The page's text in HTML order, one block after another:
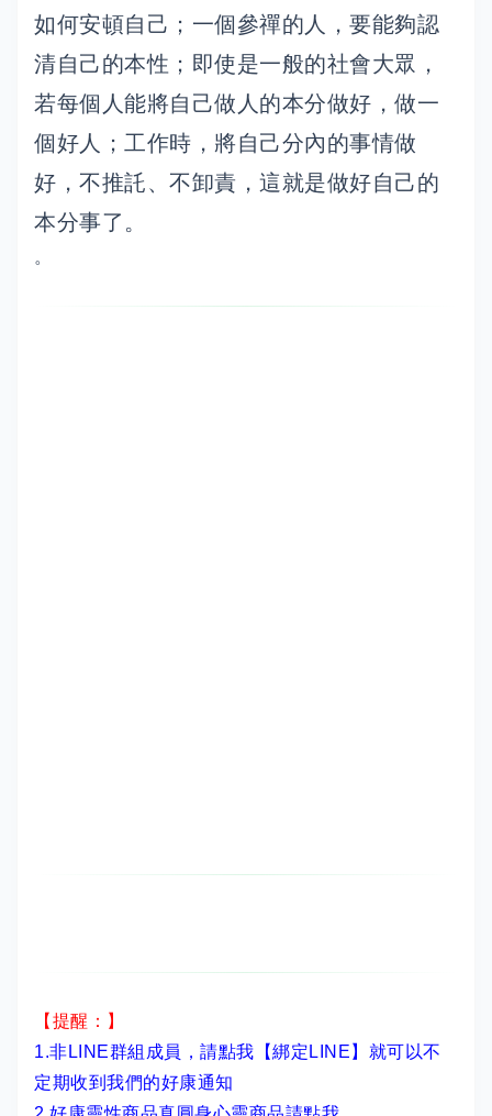
如何安頓自己；一個參禪的人，要能夠認
清自己的本性；即使是一般的社會大眾，
若每個人能將自己做人的本分做好，做一
個好人；工作時，將自己分內的事情做
好，不推託、不卸責，這就是做好自己的
本分事了。
。
【提醒：】
1.非LINE群組成員， 請點我【綁定LINE】 就可以不
定期收到我們的好康通知